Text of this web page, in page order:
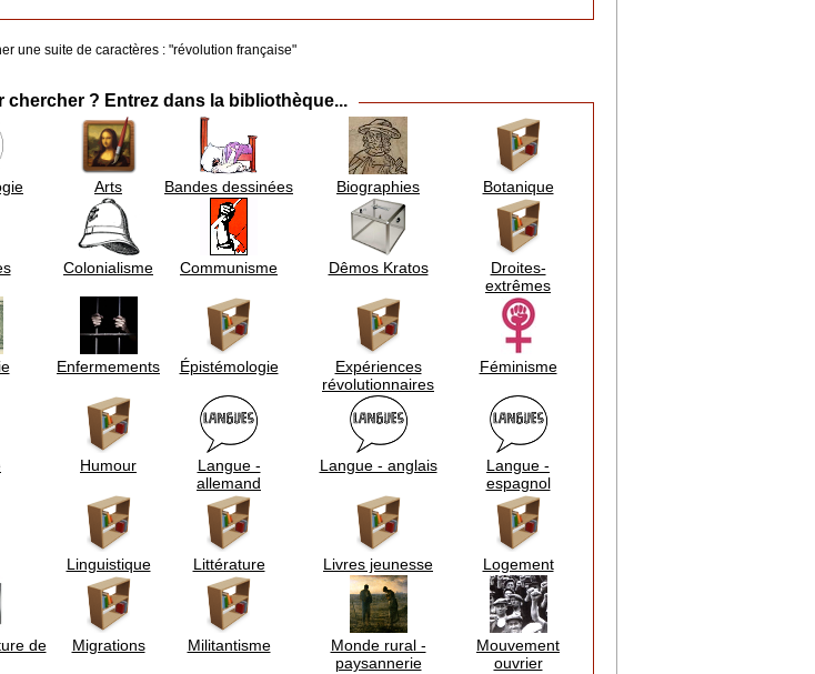
une suite de caractères : "révolution française"
? Entrez dans la bibliothèque...
Arts Bandes dessinées Biographies Botanique
Colonialisme Communisme Dêmos Kratos
Droites-
extrêmes
Enfermements Épistémologie
Expériences
révolutionnaires
Féminisme
Humour
Langue -
allemand
Langue - anglais
Langue -
espagnol
Linguistique Littérature Livres jeunesse Logement
de
Migrations Militantisme
Monde rural -
paysannerie
Mouvement
ouvrier